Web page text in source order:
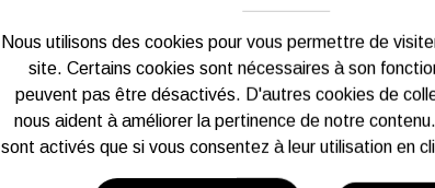
Vous
03 27 28 87 86
Nous utilisons des cookies pour vous permettre de
site. Certains cookies sont nécessaires à son
peuvent pas être désactivés. D'autres cookies de
nous aident à améliorer la pertinence de notre
sont activés que si vous consentez à leur utilisation en